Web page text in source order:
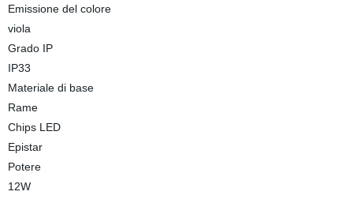
Emissione del colore
viola
Grado IP
IP33
Materiale di base
Rame
Chips LED
Epistar
Potere
12W